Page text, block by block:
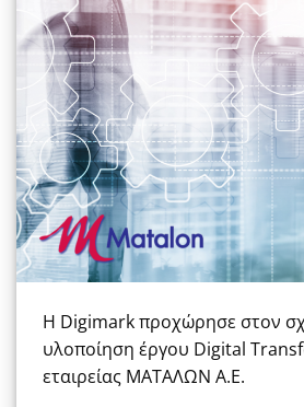
Η Digimark προχώρησε στον
υλοποίηση έργου Digital
εταιρείας ΜΑΤΑΛΩΝ Α.Ε.